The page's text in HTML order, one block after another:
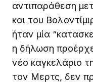
αντιπαράθεση
και του
ήταν μία
η δήλωση
νέο καγκελάριο
τον Μερτς, δεν